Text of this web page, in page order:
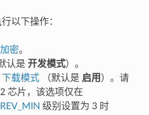
以下操作：
密。
认是 开发模式）。
下载模式（默认是 启用 ）。请
芯片，该选项仅在
级别设置为 3 时